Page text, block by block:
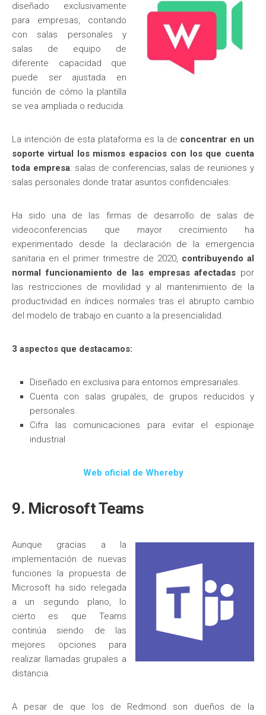
diseñado exclusivamente
para empresas, contando
con salas personales y
salas de equipo de
diferente capacidad que
puede ser ajustada en
función de cómo la plantilla
se vea ampliada o reducida.
La intención de esta plataforma es la de concentrar en un
soporte virtual los mismos espacios con los que cuenta
toda empresa: salas de conferencias, salas de reuniones y
salas personales donde tratar asuntos confidenciales.
Ha sido una de las firmas de desarrollo de salas de
videoconferencias que mayor crecimiento ha
experimentado desde la declaración de la emergencia
sanitaria en el primer trimestre de 2020, contribuyendo al
normal funcionamiento de las empresas afectadas por
las restricciones de movilidad y al mantenimiento de la
productividad en índices normales tras el abrupto cambio
del modelo de trabajo en cuanto a la presencialidad.
3 aspectos que destacamos:
Diseñado en exclusiva para entornos empresariales.
Cuenta con salas grupales, de grupos reducidos y
personales.
Cifra las comunicaciones para evitar el espionaje
industrial
Web oficial de Whereby
9. Microsoft Teams
Aunque gracias a la
implementación de nuevas
funciones la propuesta de
Microsoft ha sido relegada
a un segundo plano, lo
cierto es que Teams
continúa siendo de las
mejores opciones para
realizar llamadas grupales a
distancia.
A pesar de que los de Redmond son dueños de la